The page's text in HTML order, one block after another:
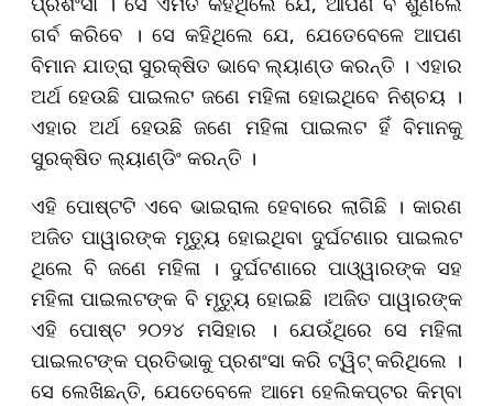
ଗର୍ବ କରିବେ । ସେ କହିଥିଲେ ଯେ, ଯେତେବେଳେ ଆପଣ
ବିମାନ ଯାତ୍ରା ସୁରକ୍ଷିତ ଭାବେ ଲ୍ୟାଣ୍ଡ କରନ୍ତି । ଏହାର
ଅର୍ଥ ହେଉଛି ପାଇଲଟ ଜଣେ ମହିଳା ହୋଇଥିବେ ନିଶ୍ଚୟ ।
ଏହାର ଅର୍ଥ ହେଉଛି ଜଣେ ମହିଳା ପାଇଲଟ ହିଁ ବିମାନକୁ
ସୁରକ୍ଷିତ ଲ୍ୟାଣ୍ଡିଂ କରନ୍ତି ।
ଏହି ପୋଷ୍ଟଟି ଏବେ ଭାଇରାଲ ହେବାରେ ଲାଗିଛି । କାରଣ
ଅଜିତ ପାୱାରଙ୍କ ମୃତ୍ୟୁ ହୋଇଥିବା ଦୁର୍ଘଟଣାର ପାଇଲଟ
ଥିଲେ ବି ଜଣେ ମହିଳା । ଦୁର୍ଘଟଣାରେ ପାଓ୍ୱାରଙ୍କ ସହ
ମହିଳା ପାଇଲଟଙ୍କ ବି ମୃତ୍ୟୁ ହୋଇଛି ।ଅଜିତ ପାୱାରଙ୍କ
ଏହି ପୋଷ୍ଟ ୨୦୨୪ ମସିହାର । ଯେଉଁଥିରେ ସେ ମହିଳା
ପାଇଲଟଙ୍କ ପ୍ରତିଭାକୁ ପ୍ରଶଂସା କରି ଟ୍ୱିଟ୍ କରିଥିଲେ ।
ସେ ଲେଖିଛନ୍ତି, ଯେତେବେଳେ ଆମେ ହେଲିକପ୍ଟର କିମ୍ବା